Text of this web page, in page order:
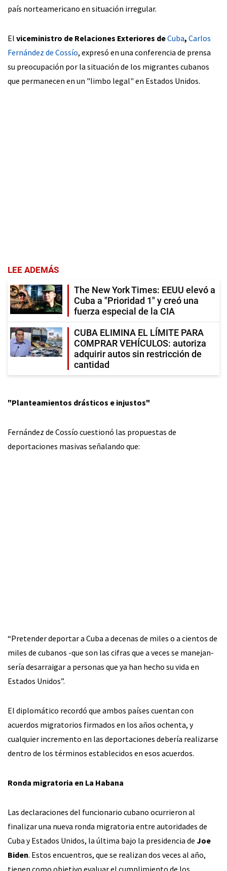
país norteamericano en situación irregular.
El viceministro de Relaciones Exteriores deCuba, Carlos
Fernández de Cossío, expresó en una conferencia de prensa
su preocupación por la situación de los migrantes cubanos
que permanecen en un "limbo legal" en Estados Unidos.
LEE ADEMÁS
The New York Times: EEUU elevó a
Cuba a "Prioridad 1" y creó una
fuerza especial de la CIA
CUBA ELIMINA EL LÍMITE PARA
COMPRAR VEHÍCULOS: autoriza
adquirir autos sin restricción de
cantidad
"Planteamientos drásticos e injustos"
Fernández de Cossío cuestionó las propuestas de
deportaciones masivas señalando que:
“Pretender deportar a Cuba a decenas de miles o a cientos de
miles de cubanos -que son las cifras que a veces se manejan-
sería desarraigar a personas que ya han hecho su vida en
Estados Unidos”.
El diplomático recordó que ambos países cuentan con
acuerdos migratorios firmados en los años ochenta, y
cualquier incremento en las deportaciones debería realizarse
dentro de los términos establecidos en esos acuerdos.
Ronda migratoria en La Habana
Las declaraciones del funcionario cubano ocurrieron al
finalizar una nueva ronda migratoria entre autoridades de
Cuba y Estados Unidos, la última bajo la presidencia de Joe
Biden. Estos encuentros, que se realizan dos veces al año,
tienen como objetivo evaluar el cumplimiento de los